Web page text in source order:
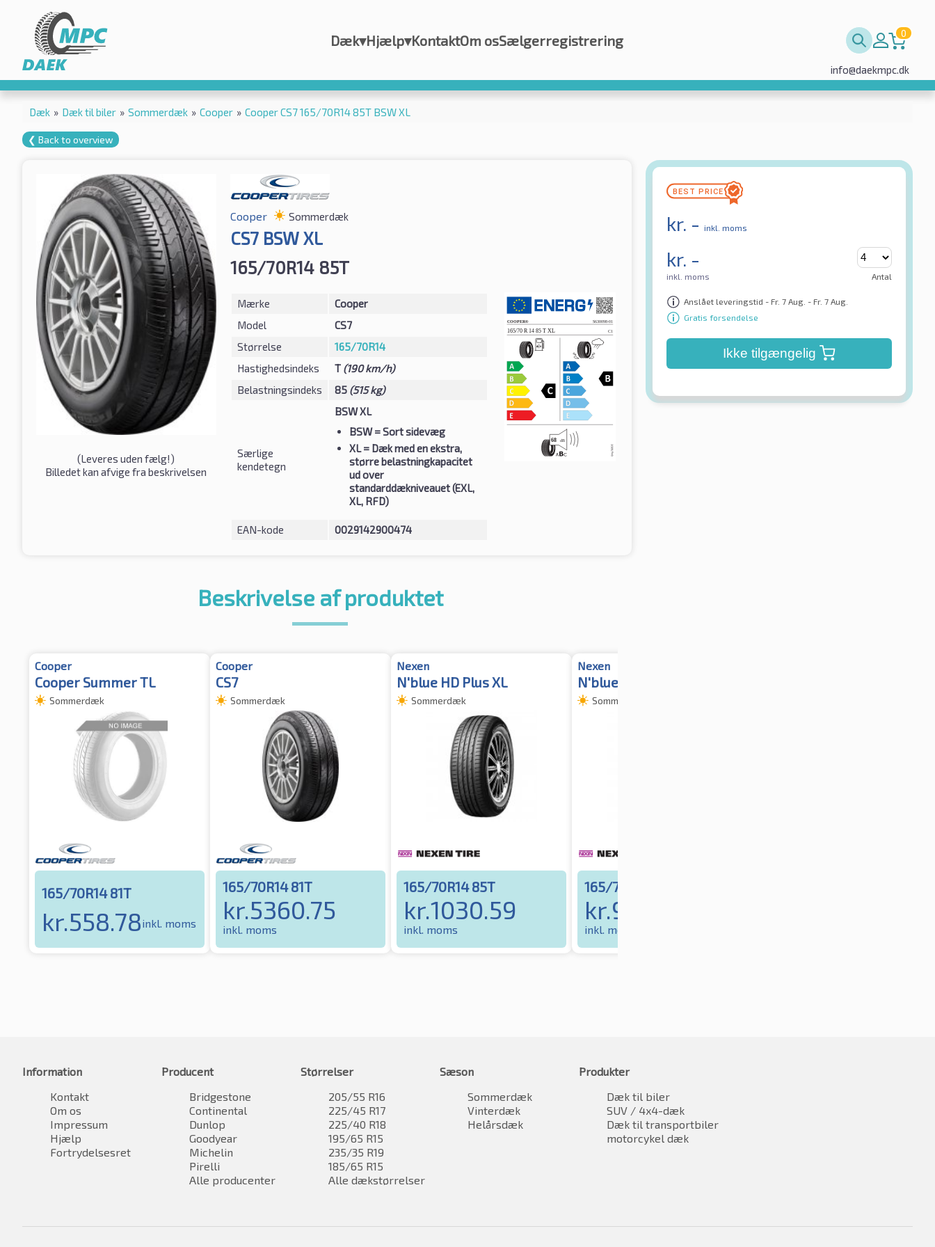
Dæk▾Hjælp▾KontaktOm osSælgerregistrering 0
info@daekmpc.dk
Dæk » Dæk til biler » Sommerdæk » Cooper » Cooper CS7 165/70R14 85T BSW XL
❮ Back to overview
(Leveres uden fælg!)
Billedet kan afvige fra beskrivelsen
Cooper Sommerdæk
CS7 BSW XL
165/70R14 85T
Mærke
Cooper
Model
CS7
Størrelse
165/70R14
Hastighedsindeks
T (190 km/h)
Belastningsindeks
85 (515 kg)
Særlige
kendetegn
BSW XL
BSW= Sort sidevæg
XL= Dæk med en ekstra,
større belastningkapacitet
ud over
standarddækniveauet (EXL,
XL, RFD)
EAN-kode 0029142900474
kr. - inkl. moms
kr. -
inkl. moms Antal
Anslået leveringstid - Fr. 7 Aug. - Fr. 7 Aug.
Gratis forsendelse
Ikke tilgængelig
Beskrivelse af produktet
Cooper
Cooper Summer TL
Sommerdæk
165/70R14 81T
kr.558.78inkl. moms
Cooper
CS7
Sommerdæk
165/70R14 81T
kr.5360.75
inkl. moms
Nexen
N'blue HD Plus XL
Sommerdæk
165/70R14 85T
kr.1030.59
inkl. moms
Nexen
N'blue HD Plus XL
Sommerdæk
165/70R14 85T
kr.993.43
inkl. moms
Information
Kontakt
Om os
Impressum
Hjælp
Fortrydelsesret
Producent
Bridgestone
Continental
Dunlop
Goodyear
Michelin
Pirelli
Alle producenter
Størrelser
205/55 R16
225/45 R17
225/40 R18
195/65 R15
235/35 R19
185/65 R15
Alle dækstørrelser
Sæson
Sommerdæk
Vinterdæk
Helårsdæk
Produkter
Dæk til biler
SUV / 4x4-dæk
Dæk til transportbiler
motorcykel dæk